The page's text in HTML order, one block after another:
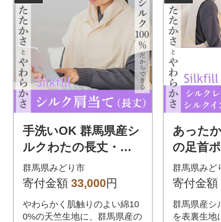
手洗いOK 群馬県産シ
ルクわたの長丈・増
量の肩当(衿カバー2枚
付)30cm【157】
群馬県みどり市
寄付金額 33,000円
やわらかく肌触りのよい綿10
0%の天竺生地に、群馬県産の
あった
の足首
ンナー
ト【163
群馬県みど
寄付金額
群馬県産シ
を表裏生地